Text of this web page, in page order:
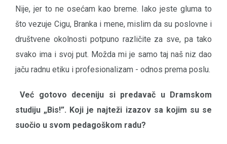
Nije, jer to ne osećam kao breme. Iako jeste gluma to
što vezuje Cigu, Branka i mene, mislim da su poslovne i
društvene okolnosti potpuno različite za sve, pa tako
svako ima i svoj put. Možda mi je samo taj naš niz dao
jaču radnu etiku i profesionalizam - odnos prema poslu.
Već gotovo deceniju si predavač u Dramskom
studiju „Bis!”. Koji je najteži izazov sa kojim su se
suočio u svom pedagoškom radu?